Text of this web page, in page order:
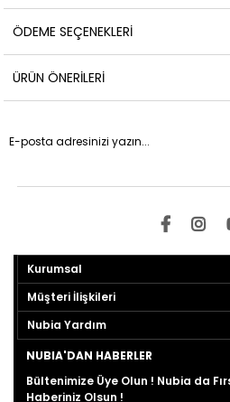
ÖDEME SEÇENEKLERI
ÜRÜN ÖNERILERI
Kurumsal
Müşteri İlişkileri
Nubia Yardım
NUBIA'DAN HABERLER
Bültenimize Üye Olun ! Nubia da
Haberiniz Olsun !